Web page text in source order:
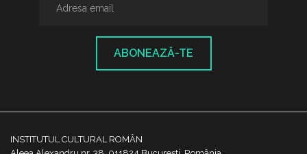
ABONEAZĂ-TE
INSTITUTUL CULTURAL ROMÂN